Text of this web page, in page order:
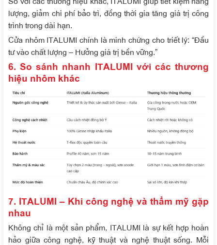
lượng, giảm chi phí bảo trì, đồng thời gia tăng giá trị công
trình trong dài hạn.
Cửa nhôm ITALUMI chính là minh chứng cho triết lý: “Đầu
tư vào chất lượng – Hưởng giá trị bền vững.”
6. So sánh nhanh ITALUMI với các thương
hiệu nhôm khác
7. ITALUMI – Khi công nghệ và thẩm mỹ gặp
nhau
Không chỉ là một sản phẩm, ITALUMI là sự kết hợp hoàn
hảo giữa công nghệ, kỹ thuật và nghệ thuật sống. Mỗi